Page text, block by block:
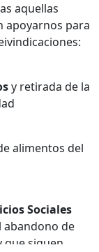
aquellas
apoyarnos para
y retirada de la
alimentos del
Sociales
abandono de
que siguen